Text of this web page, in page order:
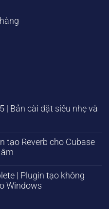
| Bản cài đặt siêu nhẹ và
tạo Reverb cho Cubase
| Plugin tạo không
Windows